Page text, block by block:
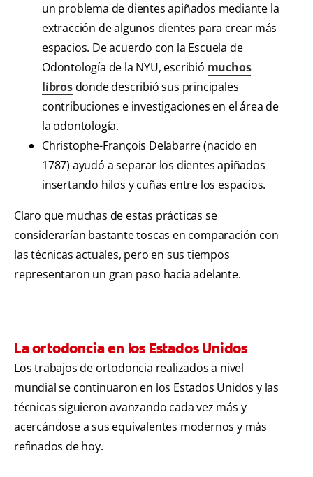
un problema de dientes apiñados mediante la
extracción de algunos dientes para crear más
espacios. De acuerdo con la Escuela de
Odontología de la NYU, escribió muchos
librosdonde describió sus principales
contribuciones e investigaciones en el área de
la odontología.
Christophe-François Delabarre (nacido en
1787) ayudó a separar los dientes apiñados
insertando hilos y cuñas entre los espacios.
Claro que muchas de estas prácticas se
considerarían bastante toscas en comparación con
las técnicas actuales, pero en sus tiempos
representaron un gran paso hacia adelante.
La ortodoncia en los Estados Unidos
Los trabajos de ortodoncia realizados a nivel
mundial se continuaron en los Estados Unidos y las
técnicas siguieron avanzando cada vez más y
acercándose a sus equivalentes modernos y más
refinados de hoy.